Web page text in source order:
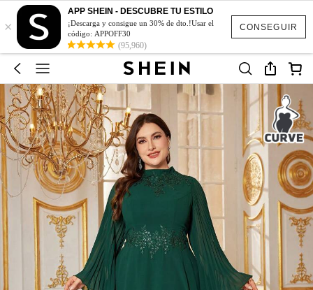
CONSEGUIR
×
APP SHEIN - DESCUBRE TU ESTILO
¡Descarga y consigue un 30% de dto.!Usar el
código: APPOFF30
(95,960)